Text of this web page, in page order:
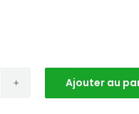
Ajouter au